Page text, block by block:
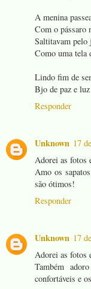
A menina
Com o pássaro
Saltitavam pelo
Como uma tela
Lindo fim de
Bjo de paz e
Responder
Unknown 17
Adorei as fotos
Amo os
são ótimos!
Responder
Unknown 17
Adorei as fotos
Também
confortáveis e